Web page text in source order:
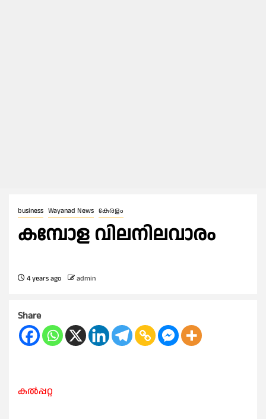
business Wayanad News കേരളം
കമ്പോള വിലനിലവാരം
4 years ago admin
Share
കൽപ്പറ്റ